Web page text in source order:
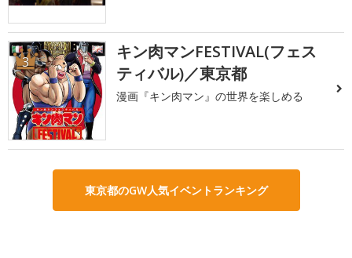
3
キン肉マンFESTIVAL(フェス
ティバル)／東京都
漫画『キン肉マン』の世界を楽しめる
東京都のGW人気イベントランキング